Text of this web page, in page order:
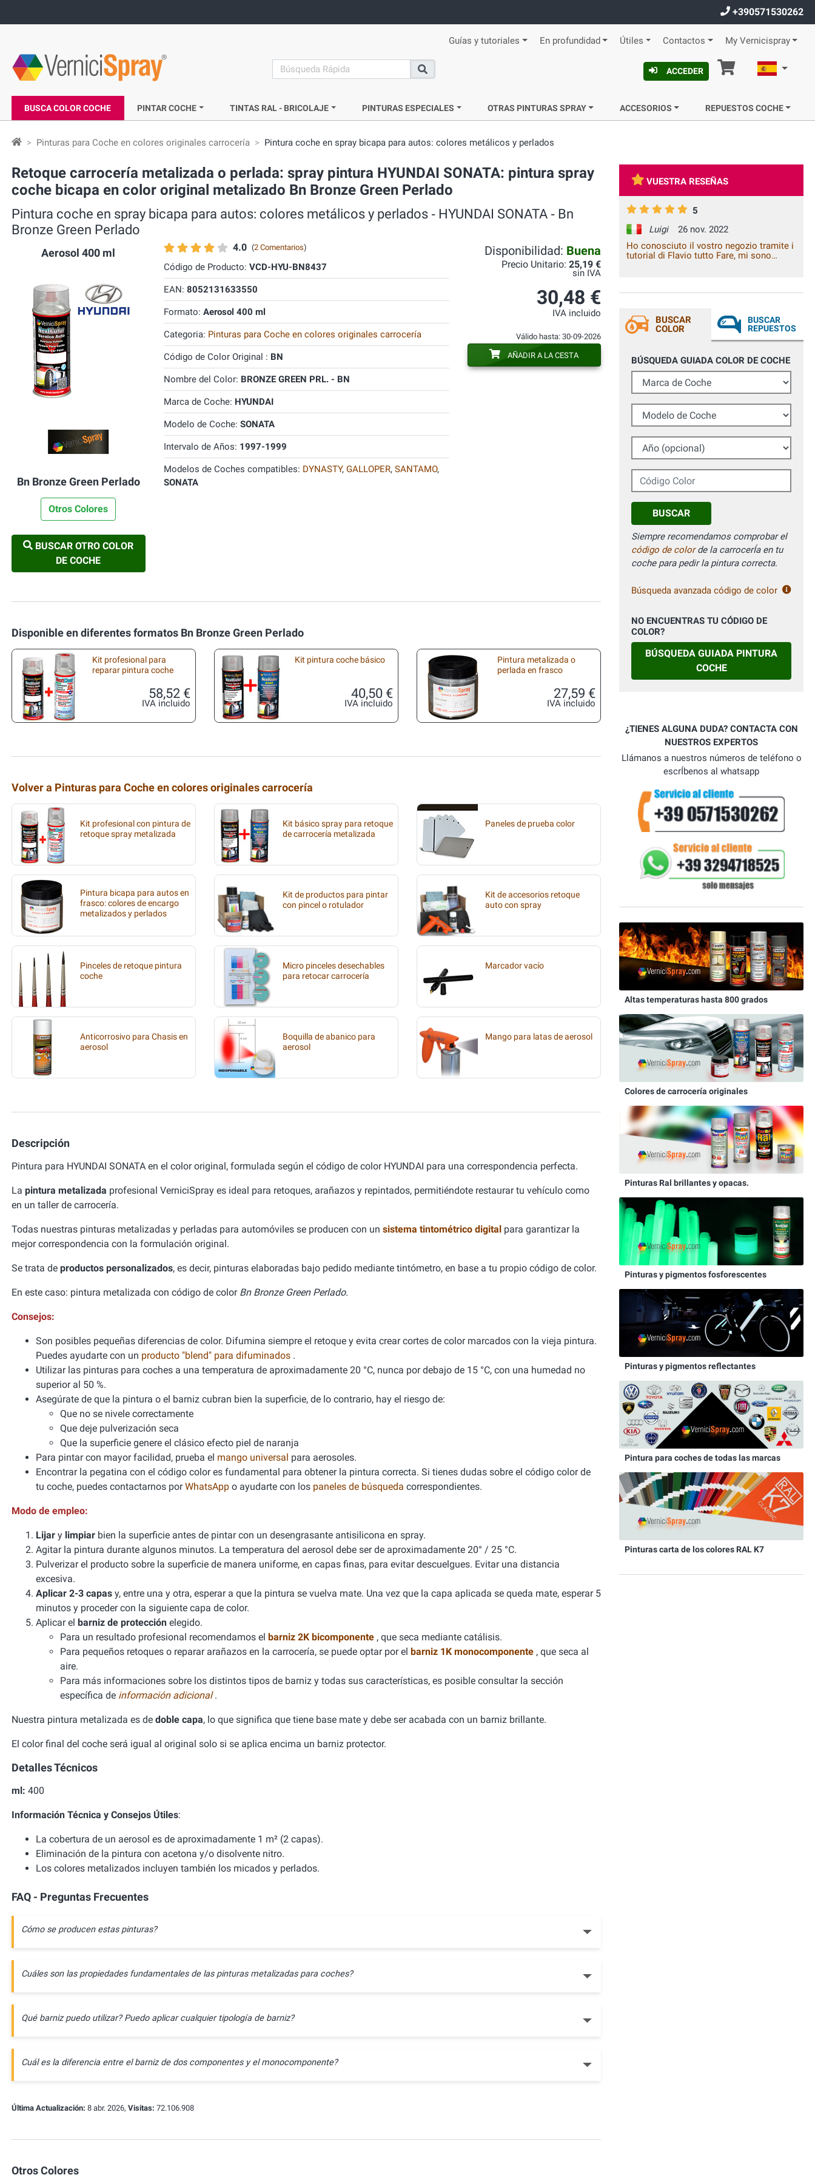
+390571530262
Guías y tutoriales En profundidad Útiles Contactos My Vernicispray
search
Buscar
ACCEDER Cesta Español
BUSCA COLOR COCHE PINTAR COCHE TINTAS RAL - BRICOLAJE PINTURAS ESPECIALES OTRAS PINTURAS SPRAY ACCESORIOS REPUESTOS COCHE
Pinturas para Coche en colores originales carrocería Pintura coche en spray bicapa para autos: colores metálicos y perlados
Retoque carrocería metalizada o perlada: spray pintura HYUNDAI SONATA: pintura spray
coche bicapa en color original metalizado Bn Bronze Green Perlado
Pintura coche en spray bicapa para autos: colores metálicos y perlados ‐ HYUNDAI SONATA ‐ Bn
Bronze Green Perlado
Aerosol 400 ml
Bn Bronze Green Perlado
Otros Colores
BUSCAR OTRO COLOR
DE COCHE
4.0 (2 Comentarios)
Código de Producto: VCD-HYU-BN8437
EAN: 8052131633550
Formato: Aerosol 400 ml
Categoria: Pinturas para Coche en colores originales carrocería
Código de Color Original : BN
Nombre del Color: BRONZE GREEN PRL. - BN
Marca de Coche: HYUNDAI
Modelo de Coche: SONATA
Intervalo de Años: 1997-1999
Modelos de Coches compatibles: DYNASTY, GALLOPER, SANTAMO,
SONATA
Disponibilidad: Buena
Precio Unitario: 25,19 €
sin IVA
30,48 €
IVA incluido
Válido hasta: 30-09-2026
AÑADIR A LA CESTA
Disponible en diferentes formatos Bn Bronze Green Perlado
Kit profesional para
reparar pintura coche
58,52 €
IVA incluido
Kit pintura coche básico
40,50 €
IVA incluido
Pintura metalizada o
perlada en frasco
27,59 €
IVA incluido
Volver a Pinturas para Coche en colores originales carrocería
Kit profesional con pintura de
retoque spray metalizada
Kit básico spray para retoque
de carrocería metalizada
Paneles de prueba color
Pintura bicapa para autos en
frasco: colores de encargo
metalizados y perlados
Kit de productos para pintar
con pincel o rotulador
Kit de accesorios retoque
auto con spray
Pinceles de retoque pintura
coche
Micro pinceles desechables
para retocar carrocería
Marcador vacío
Anticorrosivo para Chasis en
aerosol
Boquilla de abanico para
aerosol
Mango para latas de aerosol
Descripción
Pintura para HYUNDAI SONATA en el color original, formulada según el código de color HYUNDAI para una correspondencia perfecta.
La pintura metalizada profesional VerniciSpray es ideal para retoques, arañazos y repintados, permitiéndote restaurar tu vehículo como
en un taller de carrocería.
Todas nuestras pinturas metalizadas y perladas para automóviles se producen con un sistema tintométrico digital para garantizar la
mejor correspondencia con la formulación original.
Se trata de productos personalizados, es decir, pinturas elaboradas bajo pedido mediante tintómetro, en base a tu propio código de color.
En este caso: pintura metalizada con código de color Bn Bronze Green Perlado.
Consejos:
Son posibles pequeñas diferencias de color. Difumina siempre el retoque y evita crear cortes de color marcados con la vieja pintura.
Puedes ayudarte con un producto "blend" para difuminados .
Utilizar las pinturas para coches a una temperatura de aproximadamente 20 °C, nunca por debajo de 15 °C, con una humedad no
superior al 50 %.
Asegúrate de que la pintura o el barniz cubran bien la superficie, de lo contrario, hay el riesgo de:
Que no se nivele correctamente
Que deje pulverización seca
Que la superficie genere el clásico efecto piel de naranja
Para pintar con mayor facilidad, prueba el mango universal para aerosoles.
Encontrar la pegatina con el código color es fundamental para obtener la pintura correcta. Si tienes dudas sobre el código color de
tu coche, puedes contactarnos porWhatsApp o ayudarte con los paneles de búsqueda correspondientes.
Modo de empleo:
Lijar y limpiar bien la superficie antes de pintar con un desengrasante antisilicona en spray.
Agitar la pintura durante algunos minutos. La temperatura del aerosol debe ser de aproximadamente 20° / 25 °C.
Pulverizar el producto sobre la superficie de manera uniforme, en capas finas, para evitar descuelgues. Evitar una distancia
excesiva.
Aplicar 2-3 capas y, entre una y otra, esperar a que la pintura se vuelva mate. Una vez que la capa aplicada se queda mate, esperar 5
minutos y proceder con la siguiente capa de color.
Aplicar el barniz de protección elegido.
Para un resultado profesional recomendamos el barniz 2K bicomponente , que seca mediante catálisis.
Para pequeños retoques o reparar arañazos en la carrocería, se puede optar por el barniz 1K monocomponente , que seca al
aire.
Para más informaciones sobre los distintos tipos de barniz y todas sus características, es posible consultar la sección
específica de información adicional.
Nuestra pintura metalizada es de doble capa, lo que significa que tiene base mate y debe ser acabada con un barniz brillante.
El color final del coche será igual al original solo si se aplica encima un barniz protector.
Detalles Técnicos
ml: 400
Información Técnica y Consejos Útiles:
La cobertura de un aerosol es de aproximadamente 1 m² (2 capas).
Eliminación de la pintura con acetona y/o disolvente nitro.
Los colores metalizados incluyen también los micados y perlados.
FAQ - Preguntas Frecuentes
Cómo se producen estas pinturas?
Cuáles son las propiedades fundamentales de las pinturas metalizadas para coches?
Qué barniz puedo utilizar? Puedo aplicar cualquier tipología de barniz?
Cuál es la diferencia entre el barniz de dos componentes y el monocomponente?
Última Actualización: 8 abr. 2026, Visitas: 72.106.908
Otros Colores
VUESTRA RESEÑAS
5
Luigi
26 nov. 2022
Ho conosciuto il vostro negozio tramite i
tutorial di Flavio tutto Fare, mi sono
te nel tempo libero
BUSCAR
COLOR
BUSCAR
REPUESTOS
BÚSQUEDA GUIADA COLOR DE COCHE
Marca de Coche
Modelo de Coche
Año (opcional)
Código Color
BUSCAR
Siempre recomendamos comprobar el
código de colorde la carrocerÍa en tu
coche para pedir la pintura correcta.
Búsqueda avanzada código de color
NO ENCUENTRAS TU CÓDIGO DE
COLOR?
BÚSQUEDA GUIADA PINTURA
COCHE
¿TIENES ALGUNA DUDA? CONTACTA CON
NUESTROS EXPERTOS
Llámanos a nuestros números de teléfono o
escrÍbenos al whatsapp
Altas temperaturas hasta 800 grados
Colores de carrocería originales
Pinturas Ral brillantes y opacas.
Pinturas y pigmentos fosforescentes
Pinturas y pigmentos reflectantes
Pintura para coches de todas las marcas
Pinturas carta de los colores RAL K7